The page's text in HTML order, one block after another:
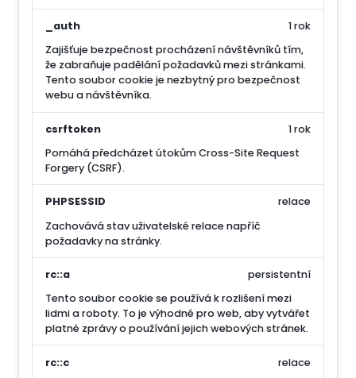
_auth
Zajišťuje bezpečnost procházení návštěvníků tím,
že zabraňuje padělání požadavků mezi stránkami.
Tento soubor cookie je nezbytný pro bezpečnost
webu a návštěvníka.
1 rok
csrftoken
Pomáhá předcházet útokům Cross-Site Request
Forgery (CSRF).
1 rok
PHPSESSID
Zachovává stav uživatelské relace napříč
požadavky na stránky.
relace
rc::a
Tento soubor cookie se používá k rozlišení mezi
lidmi a roboty. To je výhodné pro web, aby vytvářet
platné zprávy o používání jejich webových stránek.
persistentní
rc::c
relace